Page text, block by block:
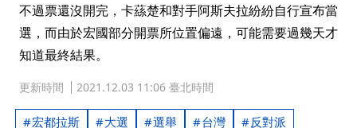
不過票還沒開完，卡蕬楚和對手阿斯夫拉紛紛自行宣布當
選，而由於宏國部分開票所位置偏遠，可能需要過幾天才
知道最終結果。
更新時間 2021.12.03 11:06 臺北時間
宏都拉斯 大選 選舉 台灣 反對派